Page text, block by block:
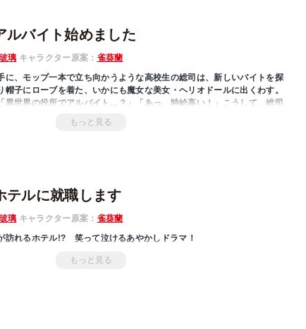
ルバイト始めました
璃 キャラクター原案： 雀葵蘭
に、モップ一本で立ち向かうような高校生の総司は、新しいバイトを探
帽子にローブを着た、いかにも魔女な美女・ヘリオドールに出くわす。
世界の役所でアルバイト…？」「あっ、時給高い！」こうして、総司
職場に飛び込んだ――「小説家になろう」発、大人気お仕事ファンタジ
もっと見る
テルに就職します
璃 キャラクター原案： 雀葵蘭
訪れるホテル!? 笑って泣けるあやかしドラマ！
もっと見る